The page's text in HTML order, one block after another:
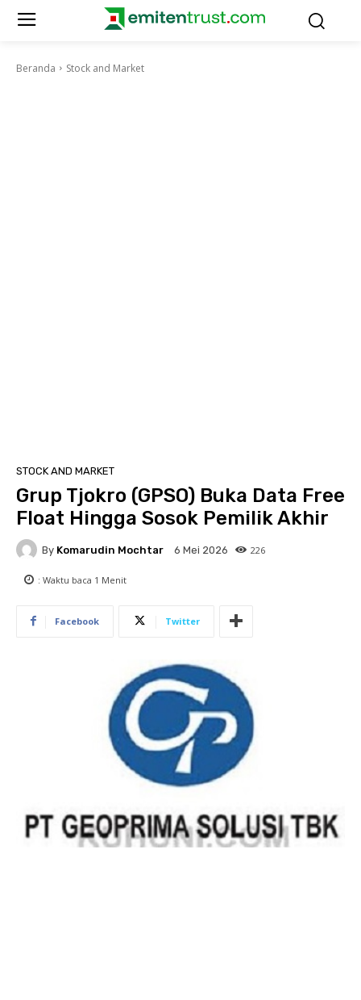
Beranda Stock and Market
STOCK AND MARKET
Grup Tjokro (GPSO) Buka Data Free
Float Hingga Sosok Pemilik Akhir
By Komarudin Mochtar 6 Mei 2026 226
: Waktu baca 1 Menit
Facebook Twitter